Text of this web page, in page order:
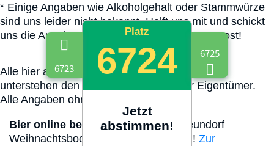
* Einige Angaben wie Alkoholgehalt oder Stammwürze
sind uns leider nicht bekannt. Helft uns mit und schickt
uns die Angaben einfach bei Mail. Danke & Prost!
Alle hier abgebildete Biermarken und Logos
unterstehen den jeweiligen Rechten der Eigentümer.
Alle Angaben ohne Gewähr.
6723
Platz
6724
Jetzt
abstimmen!
6725
Bier online bestellen Müller Bräu Reundorf
Weihnachtsbock jetzt online bestellen! Zur